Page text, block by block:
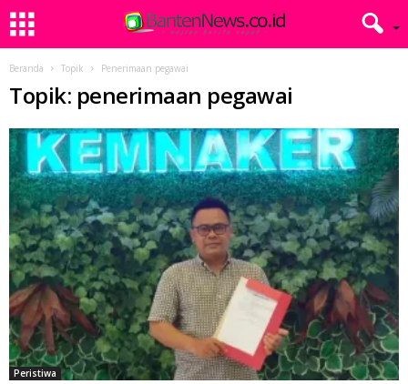
Beranda Topik Penerimaan pegawai
Topik: penerimaan pegawai
Peristiwa